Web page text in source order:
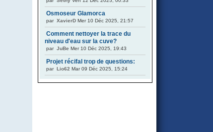
Osmoseur Glamorca
par XavierD Mer 10 Déc 2025, 21:57
Comment nettoyer la trace du
niveau d'eau sur la cuve?
par JuBe Mer 10 Déc 2025, 19:43
Projet récifal trop de questions:
par Lio62 Mar 09 Déc 2025, 15:24